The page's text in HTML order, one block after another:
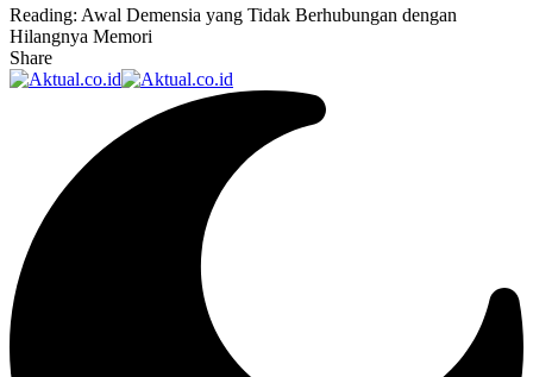
Reading: Awal Demensia yang Tidak Berhubungan dengan
Hilangnya Memori
Share